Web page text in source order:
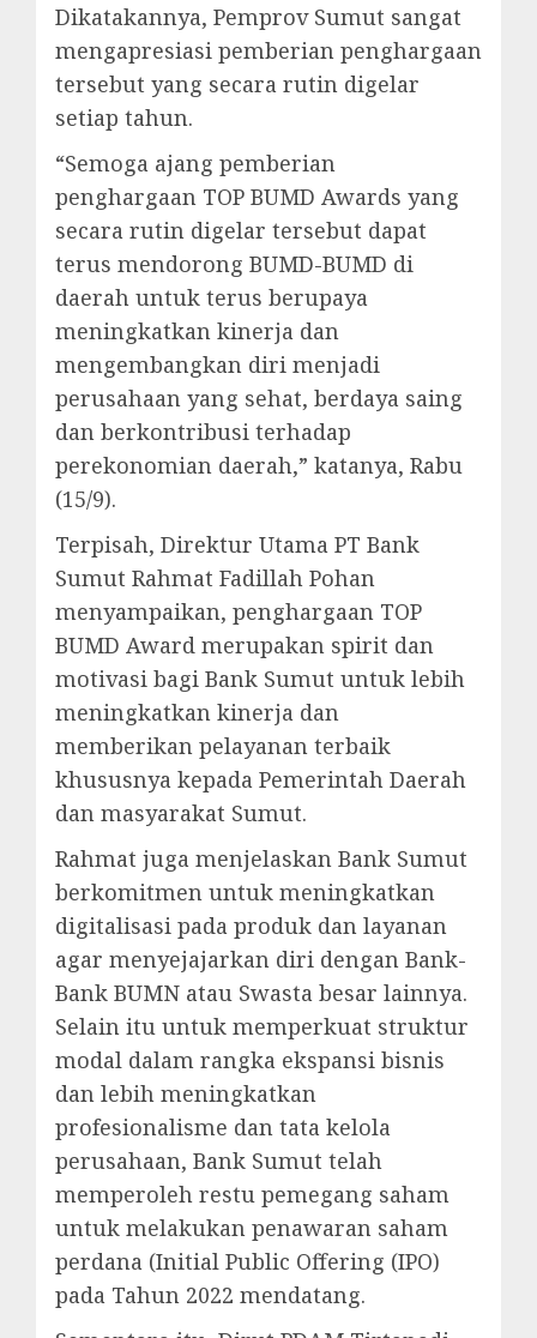
Dikatakannya, Pemprov Sumut sangat
mengapresiasi pemberian penghargaan
tersebut yang secara rutin digelar
setiap tahun.
“Semoga ajang pemberian
penghargaan TOP BUMD Awards yang
secara rutin digelar tersebut dapat
terus mendorong BUMD-BUMD di
daerah untuk terus berupaya
meningkatkan kinerja dan
mengembangkan diri menjadi
perusahaan yang sehat, berdaya saing
dan berkontribusi terhadap
perekonomian daerah,” katanya, Rabu
(15/9).
Terpisah, Direktur Utama PT Bank
Sumut Rahmat Fadillah Pohan
menyampaikan, penghargaan TOP
BUMD Award merupakan spirit dan
motivasi bagi Bank Sumut untuk lebih
meningkatkan kinerja dan
memberikan pelayanan terbaik
khususnya kepada Pemerintah Daerah
dan masyarakat Sumut.
Rahmat juga menjelaskan Bank Sumut
berkomitmen untuk meningkatkan
digitalisasi pada produk dan layanan
agar menyejajarkan diri dengan Bank-
Bank BUMN atau Swasta besar lainnya.
Selain itu untuk memperkuat struktur
modal dalam rangka ekspansi bisnis
dan lebih meningkatkan
profesionalisme dan tata kelola
perusahaan, Bank Sumut telah
memperoleh restu pemegang saham
untuk melakukan penawaran saham
perdana (Initial Public Offering (IPO)
pada Tahun 2022 mendatang.